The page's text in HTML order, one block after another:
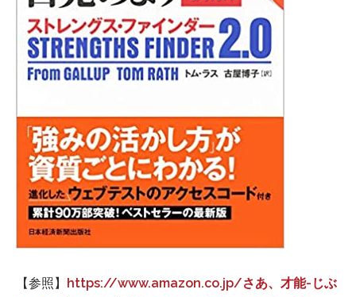
【参照】
https://www.amazon.co.jp/さあ、才能-じぶ